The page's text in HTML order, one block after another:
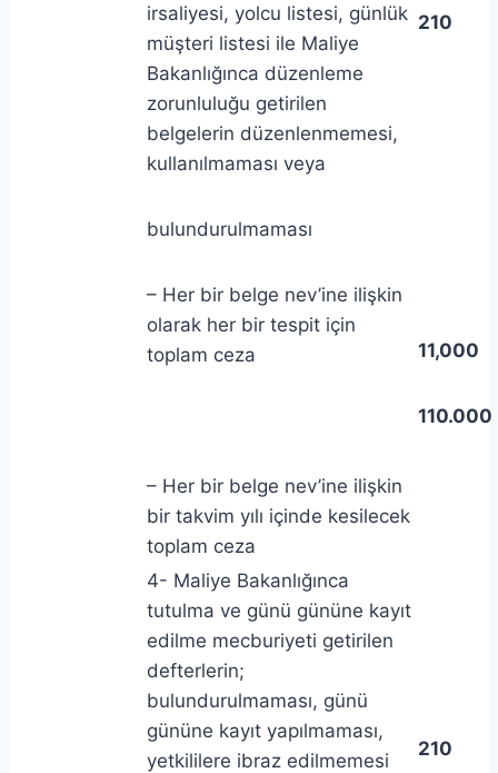
irsaliyesi, yolcu listesi, günlük
müşteri listesi ile Maliye
Bakanlığınca düzenleme
zorunluluğu getirilen
belgelerin düzenlenmemesi,
kullanılmaması veya
bulundurulmaması
– Her bir belge nev’ine ilişkin
olarak her bir tespit için
toplam ceza
– Her bir belge nev’ine ilişkin
bir takvim yılı içinde kesilecek
toplam ceza
210
11,000
110.000
4- Maliye Bakanlığınca
tutulma ve günü gününe kayıt
edilme mecburiyeti getirilen
defterlerin;
bulundurulmaması, günü
gününe kayıt yapılmaması,
yetkililere ibraz edilmemesi
210